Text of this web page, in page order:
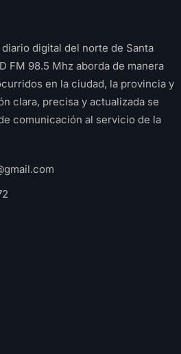
digital del norte de Santa
FM 98.5 Mhz aborda de manera
en la ciudad, la provincia y
clara, precisa y actualizada se
comunicación al servicio de la